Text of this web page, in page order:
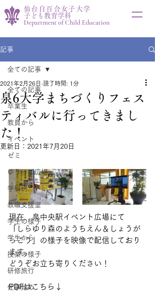
仙台白百合女子大学
子ども教育学科
Department of Child Education
記事
全ての記事
卒業生
教員から
イベント
ゼミ
ゆりっこ広場
学科研
教職支援室
学生の様子
学生から
授業の様子
研修旅行
仕事始め
全ての記事
泉6大学まちづくりフェス
ティバルに行ってきまし
た！
2021年2月26日 読了時間: 1分
更新日： 2021年7月20日
現在、泉中央駅イベント広場にて
「しらゆり森のようちえん＆しょうが
っこう」の様子を映像で配信しており
ます。
どうぞお立ち寄りください！
PDFはこちら↓